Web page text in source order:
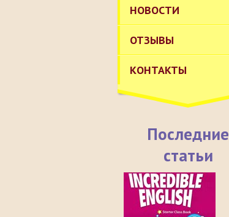
НОВОСТИ
ОТЗЫВЫ
КОНТАКТЫ
Последние
статьи